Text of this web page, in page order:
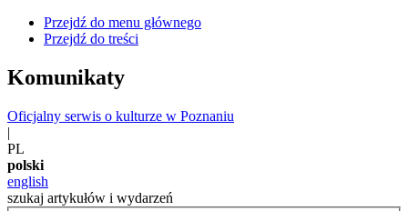
Przejdź do menu głównego
Przejdź do treści
Komunikaty
Oficjalny serwis o kulturze w Poznaniu
|
PL
polski
english
szukaj artykułów i wydarzeń